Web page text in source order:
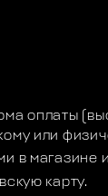
оплаты
или
в магазине
карту.